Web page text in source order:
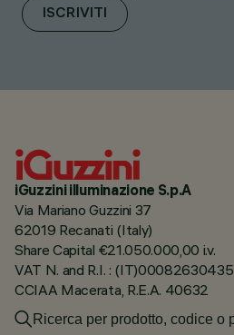
ISCRIVITI
iGuzzini illuminazione S.p.A
Via Mariano Guzzini 37
62019 Recanati (Italy)
Share Capital €21.050.000,00 i.v.
VAT N. and R.I. : (IT)00082630435
CCIAA Macerata, R.E.A. 40632